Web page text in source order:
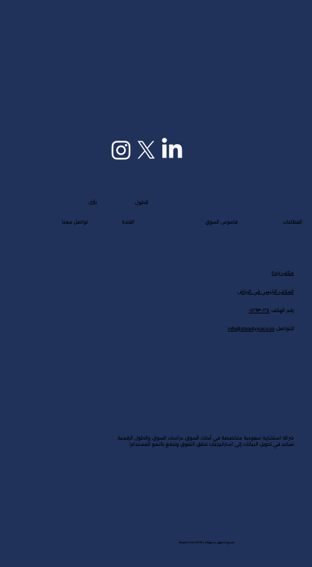
رؤى الحلول
تواصل معنا القادة قاموس السوق القطاعات
شركة استشارية سعودية متخصصة في أبحاث السوق، دراسات السوق، والحلول الرقمية.
نساعد في تحويل البيانات إلى استراتيجيات تحقق التفوق وتدفع بالنمو المستدام!
مكتب جدة
المكتب الرئيسي في الرياض
رقم الهاتف: ٠١١٢٩٣٠٢٢٤
للتواصل: info@steadypace.sa
جميع الحقوق محفوظة لـ Steady Pace 2025